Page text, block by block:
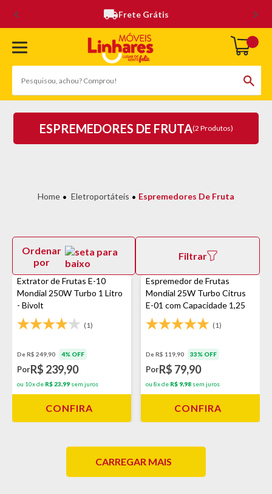
Frete Grátis
ESPREMEDORES DE FRUTA(2 Produtos)
Eletroportáteis Espremedores De Fruta
Ordenar
por
Filtrar
Extrator de Frutas E-10
Mondial 250W Turbo 1 Litro
- Bivolt
(1)
De R$ 249,90 4% OFF
PorR$ 239,90
ou 10x de R$ 23,99 sem juros
CONFIRA
Espremedor de Frutas
Mondial 25W Turbo Citrus
E-01 com Capacidade 1,25
Litros Branco
(1)
De R$ 119,90 33% OFF
PorR$ 79,90
ou 8x de R$ 9,98 sem juros
CONFIRA
CARREGAR MAIS